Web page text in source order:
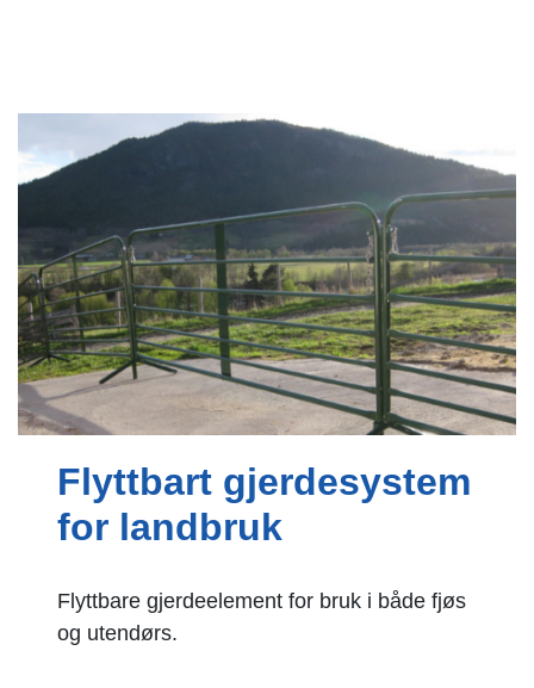
Flyttbart gjerdesystem
for landbruk
Flyttbare gjerdeelement for bruk i både fjøs
og utendørs.